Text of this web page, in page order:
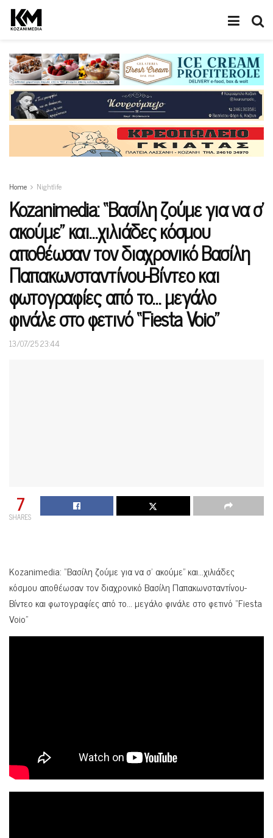
Home Nightlife
Kozanimedia: “Βασίλη ζούμε για να σ’
ακούμε” και…χιλιάδες κόσμου
αποθέωσαν τον διαχρονικό Βασίλη
Παπακωνσταντίνου-Βίντεο και
φωτογραφίες από το… μεγάλο
φινάλε στο φετινό “Fiesta Voio”
13/07/25 23:44
7
SHARES
Kozanimedia: “Βασίλη ζούμε για να σ’ ακούμε” και…χιλιάδες
κόσμου αποθέωσαν τον διαχρονικό Βασίλη Παπακωνσταντίνου-
Βίντεο και φωτογραφίες από το… μεγάλο φινάλε στο φετινό “Fiesta
Voio”